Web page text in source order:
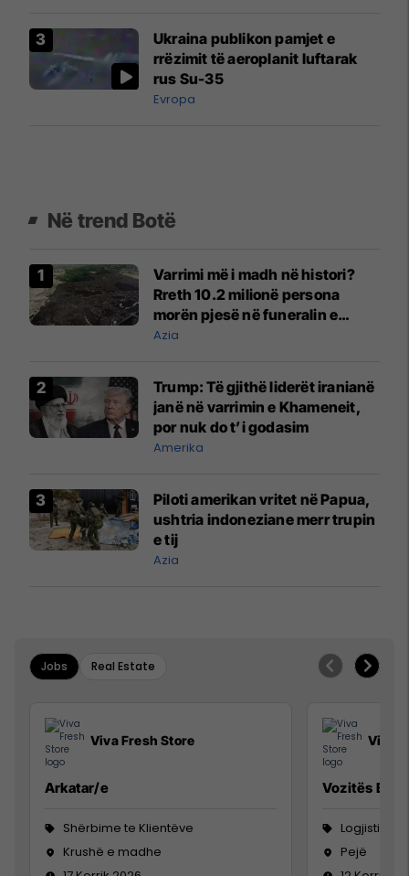
Ukraina publikon pamjet e
rrëzimit të aeroplanit luftarak
rus Su-35
Evropa
Në trend Botë
Varrimi më i madh në histori?
Rreth 10.2 milionë persona
morën pjesë në funeralin e
liderit të Iranit në 1989
Azia
Trump: Të gjithë liderët iranianë
janë në varrimin e Khameneit,
por nuk do t’i godasim
Amerika
Piloti amerikan vritet në Papua,
ushtria indoneziane merr trupin
e tij
Azia
Jobs Real Estate
Viva Fresh Store
Arkatar/e
Shërbime te Klientëve
Krushë e madhe
Viva
Vozitës B
Logjistikë
Pejë